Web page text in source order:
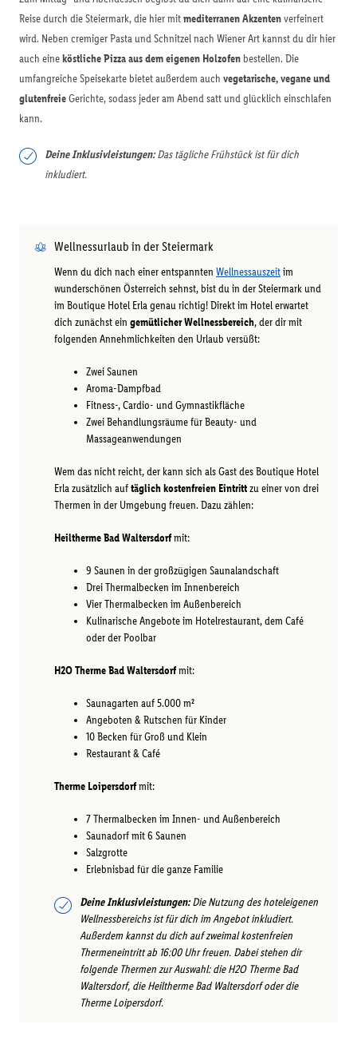
Reise durch die Steiermark, die hier mitmediterranen Akzentenverfeinert
wird. Neben cremiger Pasta und Schnitzel nach Wiener Art kannst du dir hier
auch eineköstliche Pizza aus dem eigenen Holzofen bestellen. Die
umfangreiche Speisekarte bietet außerdem auch vegetarische, vegane und
glutenfreieGerichte, sodass jeder am Abend satt und glücklich einschlafen
kann.
Deine Inklusivleistungen:Das tägliche Frühstück ist für dich
inkludiert.
Wellnessurlaub in der Steiermark
Wenn du dich nach einer entspannten Wellnessauszeitim
wunderschönen Österreich sehnst, bist du in der Steiermark und
im Boutique Hotel Erla genau richtig! Direkt im Hotel erwartet
dich zunächst ein gemütlicher Wellnessbereich, der dir mit
folgenden Annehmlichkeiten den Urlaub versüßt:
Zwei Saunen
Aroma-Dampfbad
Fitness-, Cardio- und Gymnastikfläche
Zwei Behandlungsräume für Beauty- und
Massageanwendungen
Wem das nicht reicht, der kann sich als Gast des Boutique Hotel
Erla zusätzlich auftäglich kostenfreien Eintrittzu einer von drei
Thermen in der Umgebung freuen. Dazu zählen:
Heiltherme Bad Waltersdorfmit:
9 Saunen in der großzügigen Saunalandschaft
Drei Thermalbecken im Innenbereich
Vier Thermalbecken im Außenbereich
Kulinarische Angebote im Hotelrestaurant, dem Café
oder der Poolbar
H2O Therme Bad Waltersdorfmit:
Saunagarten auf 5.000 m²
Angeboten & Rutschen für Kinder
10 Becken für Groß und Klein
Restaurant & Café
Therme Loipersdorfmit:
7 Thermalbecken im Innen- und Außenbereich
Saunadorf mit 6 Saunen
Salzgrotte
Erlebnisbad für die ganze Familie
Deine Inklusivleistungen:Die Nutzung des hoteleigenen
Wellnessbereichs ist für dich im Angebot inkludiert.
Außerdem kannst du dich auf zweimal kostenfreien
Thermeneintritt ab 16:00 Uhr freuen. Dabei stehen dir
folgende Thermen zur Auswahl: die H2O Therme Bad
Waltersdorf, die Heiltherme Bad Waltersdorf oder die
Therme Loipersdorf.